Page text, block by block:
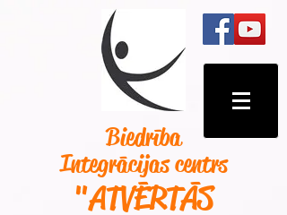
Biedrība
Integrācijas centrs
"ATVĒRTĀS